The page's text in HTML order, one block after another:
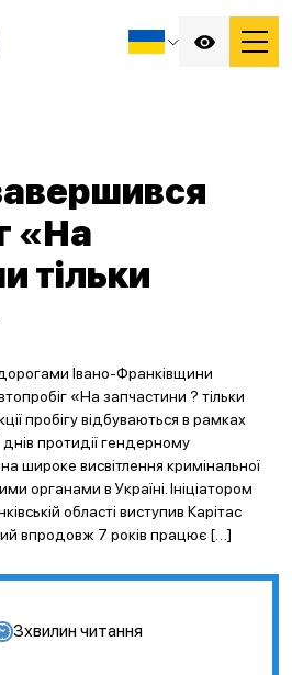
«На
тільки
Івано-Франківщини
«На запчастини ? тільки
пробігу відбуваються в рамках
протидії гендерному
широке висвітлення кримінальної
органами в Україні. Ініціатором
області виступив Карітас
впродовж 7 років працює […]
3хвилин читання